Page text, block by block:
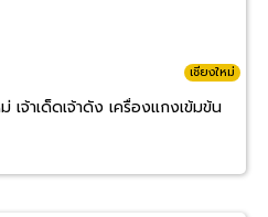
เชียงใหม่
เจ้าเด็ดเจ้าดัง เครื่องแกงเข้มข้น